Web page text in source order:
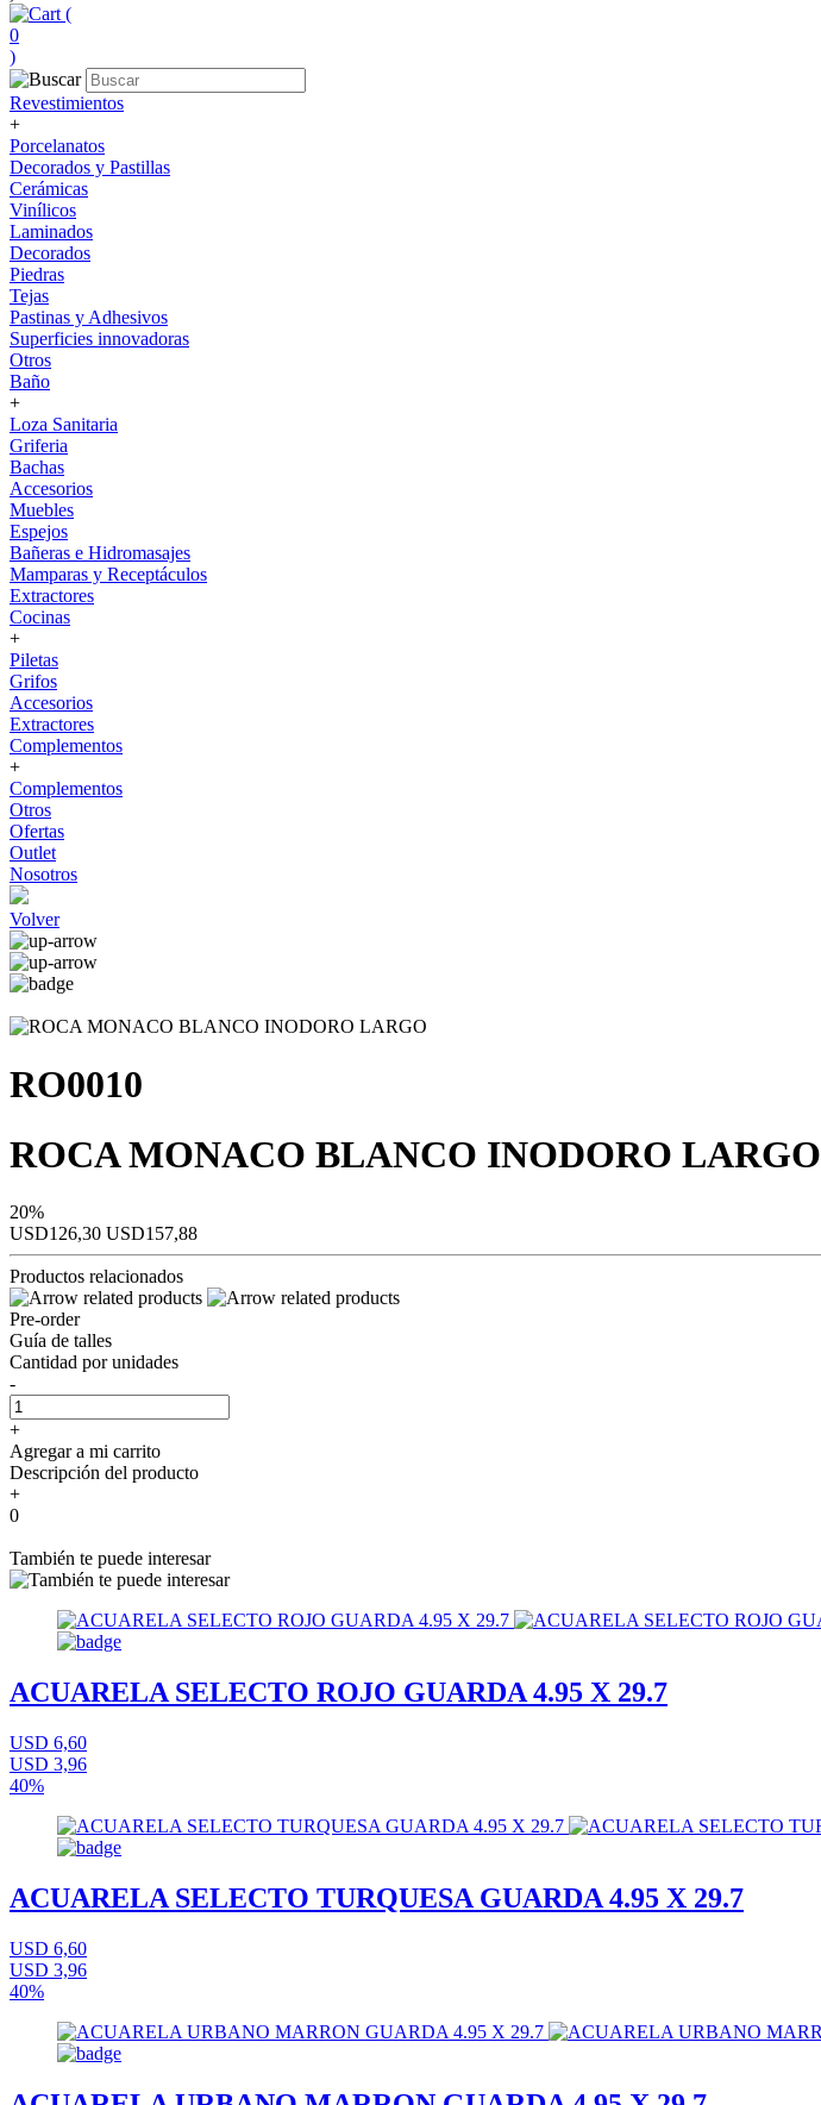
(
0
)
Revestimientos
+
Porcelanatos
Decorados y Pastillas
Cerámicas
Vinílicos
Laminados
Decorados
Piedras
Tejas
Pastinas y Adhesivos
Superficies innovadoras
Otros
Baño
+
Loza Sanitaria
Griferia
Bachas
Accesorios
Muebles
Espejos
Bañeras e Hidromasajes
Mamparas y Receptáculos
Extractores
Cocinas
+
Piletas
Grifos
Accesorios
Extractores
Complementos
+
Complementos
Otros
Ofertas
Outlet
Nosotros
Volver
RO0010
ROCA MONACO BLANCO INODORO LARGO
20%
USD126,30 USD157,88
Productos relacionados
Pre-order
Guía de talles
Cantidad por unidades
-
+
Agregar a mi carrito
Descripción del producto
+
0
También te puede interesar
ACUARELA SELECTO ROJO GUARDA 4.95 X 29.7
USD 6,60
USD 3,96
40%
ACUARELA SELECTO TURQUESA GUARDA 4.95 X 29.7
USD 6,60
USD 3,96
40%